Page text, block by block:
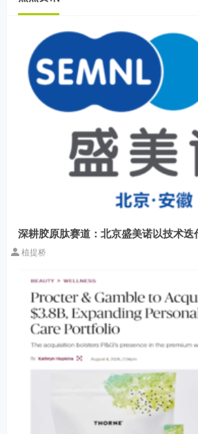
深耕胶原肽赛道：北京盛美诺以技术
植提桥